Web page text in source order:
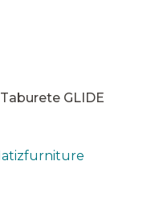
Taburete GLIDE